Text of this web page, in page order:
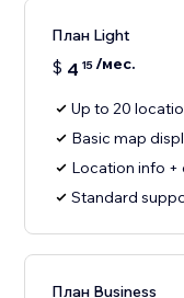
План Light
$ 4 15/мес.
Up to 20
Basic map
Location info +
Standard
План Business